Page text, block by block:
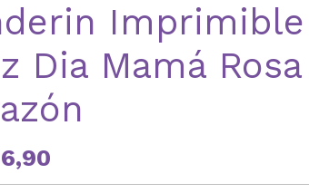
Imprimible
Dia Mamá Rosa